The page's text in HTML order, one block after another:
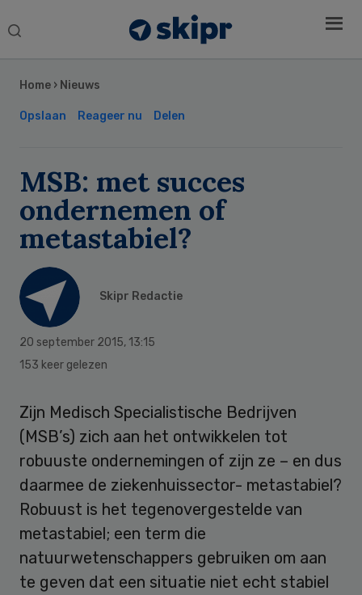
Search
Home › Nieuws
Opslaan Reageer nu Delen
MSB: met succes
ondernemen of
metastabiel?
Skipr Redactie
20 september 2015, 13:15
153 keer gelezen
Zijn Medisch Specialistische Bedrijven
(MSB’s) zich aan het ontwikkelen tot
robuuste ondernemingen of zijn ze – en dus
daarmee de ziekenhuissector- metastabiel?
Robuust is het tegenovergestelde van
metastabiel; een term die
natuurwetenschappers gebruiken om aan
te geven dat een situatie niet echt stabiel
Sidebar